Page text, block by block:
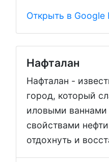
Открыть в Google
Нафталан
Нафталан -
город, который
иловыми
свойствами
отдохнуть и